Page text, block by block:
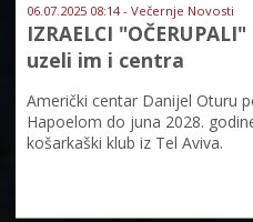
06.07.2025 08:14 - Večernje Novosti
IZRAELCI
uzeli im i centra
Američki centar Danijel Oturu
Hapoelom do juna 2028.
košarkaški klub iz Tel Aviva.